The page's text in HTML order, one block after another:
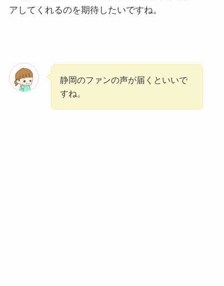
アしてくれるのを期待したいですね。
静岡のファンの声が届くといいで
すね。